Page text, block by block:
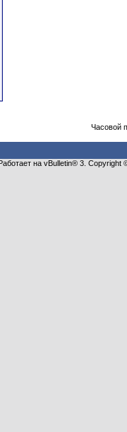
Часовой
на vBulletin® 3.